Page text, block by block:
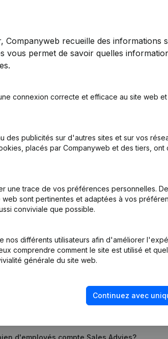
Morale, Ouverture Succursale, etc...)
l'identifiant PEPPOL de Sales Advies?
société Sales Advies a-t-elle été créée?
fois que Sales Advies a déposé des
d'employés compte Sales Advies?
recueille des informations
vous permet de savoir quelles
connexion correcte et efficace au site web
des publicités sur d'autres sites et sur vos
placés par Companyweb et des tiers, ont
une trace de vos préférences personnelles.
sont pertinentes et adaptées à vos
conviviale que possible.
nos différents utilisateurs afin d'améliorer
comprendre comment le site est utilisé et
générale du site web.
Continuez avec